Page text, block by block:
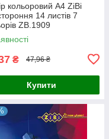
кольоровий А4 ZiBi
14 листів 7
ZB.1909
₴ 47,96 ₴
Купити